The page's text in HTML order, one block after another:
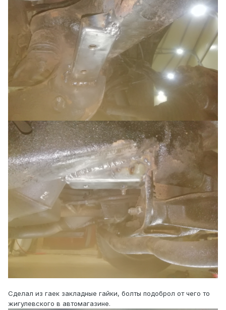
Сделал из гаек закладные гайки, болты подоброл от чего то
жигулевского в автомагазине.